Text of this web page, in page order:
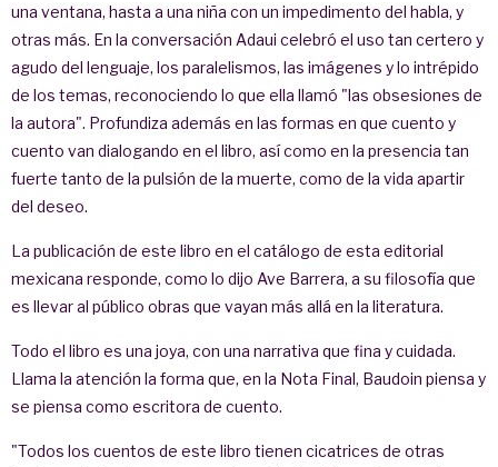
una ventana, hasta a una niña con un impedimento del habla, y
otras más. En la conversación Adaui celebró el uso tan certero y
agudo del lenguaje, los paralelismos, las imágenes y lo intrépido
de los temas, reconociendo lo que ella llamó "las obsesiones de
la autora". Profundiza además en las formas en que cuento y
cuento van dialogando en el libro, así como en la presencia tan
fuerte tanto de la pulsión de la muerte, como de la vida apartir
del deseo.
La publicación de este libro en el catálogo de esta editorial
mexicana responde, como lo dijo Ave Barrera, a su filosofía que
es llevar al público obras que vayan más allá en la literatura.
Todo el libro es una joya, con una narrativa que fina y cuidada.
Llama la atención la forma que, en la Nota Final, Baudoin piensa y
se piensa como escritora de cuento.
"Todos los cuentos de este libro tienen cicatrices de otras